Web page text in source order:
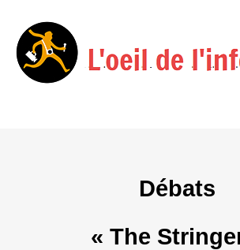
Débats
« The